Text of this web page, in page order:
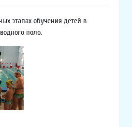
этапах обучения детей в
поло.